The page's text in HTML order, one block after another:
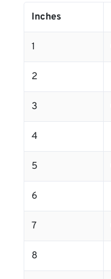
Inches
1
2
3
4
5
6
7
8